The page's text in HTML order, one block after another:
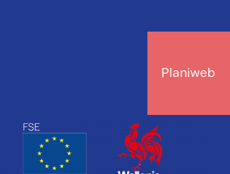
Planiweb